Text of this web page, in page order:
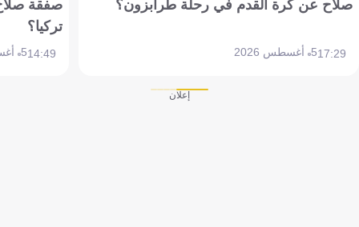
صلاح عن كرة القدم في رحلة طرابزون؟
17:295 أغسطس 2026
صفقة
تركيا؟
14:495 أغسطس 2026
إعلان